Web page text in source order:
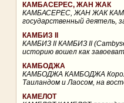
КАМБАСЕРЕС, ЖАН ЖАК
КАМБАСЕРЕС, ЖАН ЖАК
государственный деятель,
КАМБИЗ II
КАМБИЗ II КАМБИЗ II
историю вошел как
КАМБОДЖА
КАМБОДЖА КАМБОДЖА
Таиландом и Лаосом, на
КАМЕЛОТ